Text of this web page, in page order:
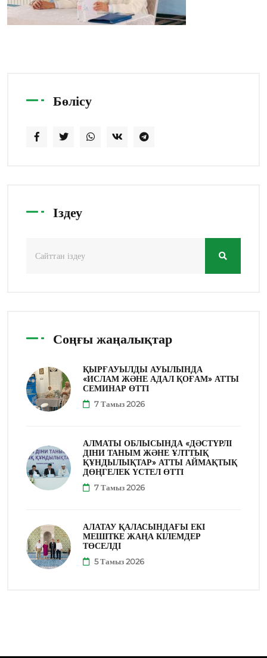
Бөлісу
Іздеу
Соңғы жаңалықтар
ҚЫРҒАУЫЛДЫ АУЫЛЫНДА
«ИСЛАМ ЖӘНЕ АДАЛ ҚОҒАМ» АТТЫ
СЕМИНАР ӨТТІ
7 Тамыз 2026
АЛМАТЫ ОБЛЫСЫНДА «ДӘСТҮРЛІ
ДІНИ ТАНЫМ ЖӘНЕ ҰЛТТЫҚ
ҚҰНДЫЛЫҚТАР» АТТЫ АЙМАҚТЫҚ
ДӨҢГЕЛЕК ҮСТЕЛ ӨТТІ
7 Тамыз 2026
АЛАТАУ ҚАЛАСЫНДАҒЫ ЕКІ
МЕШІТКЕ ЖАҢА КІЛЕМДЕР
ТӨСЕЛДІ
5 Тамыз 2026